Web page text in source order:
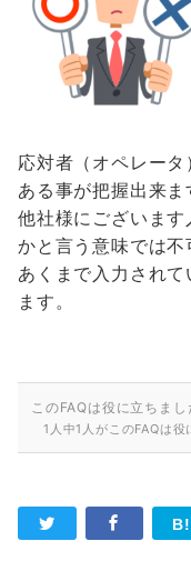
応対者（オペレー
ある事が把握出来ま
他社様にございま
かと言う意味では不
あくまで入力され
ます。
このFAQは役に立ちまし
1人中1人がこのFAQは